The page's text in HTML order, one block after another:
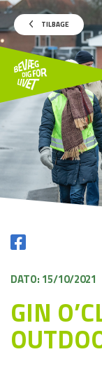
TILBAGE
DATO: 15/10/2021
GIN